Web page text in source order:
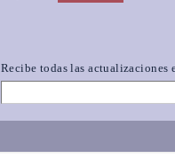
Recibe todas las actualizaciones